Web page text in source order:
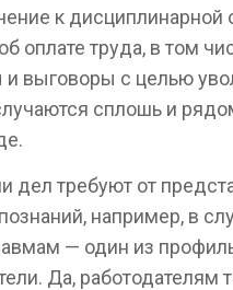
к дисциплинарной
оплате труда, в том
выговоры с целью
сплошь и
дел требуют от
например, в
— один из
Да,